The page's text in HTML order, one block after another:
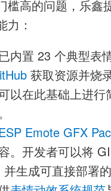
槛高的问题，乐鑫
力：
内置 23 个典型表
获取资源并烧
以在此基础上进行
ESP Emote GFX
。开发者可以将
生成可直接部署